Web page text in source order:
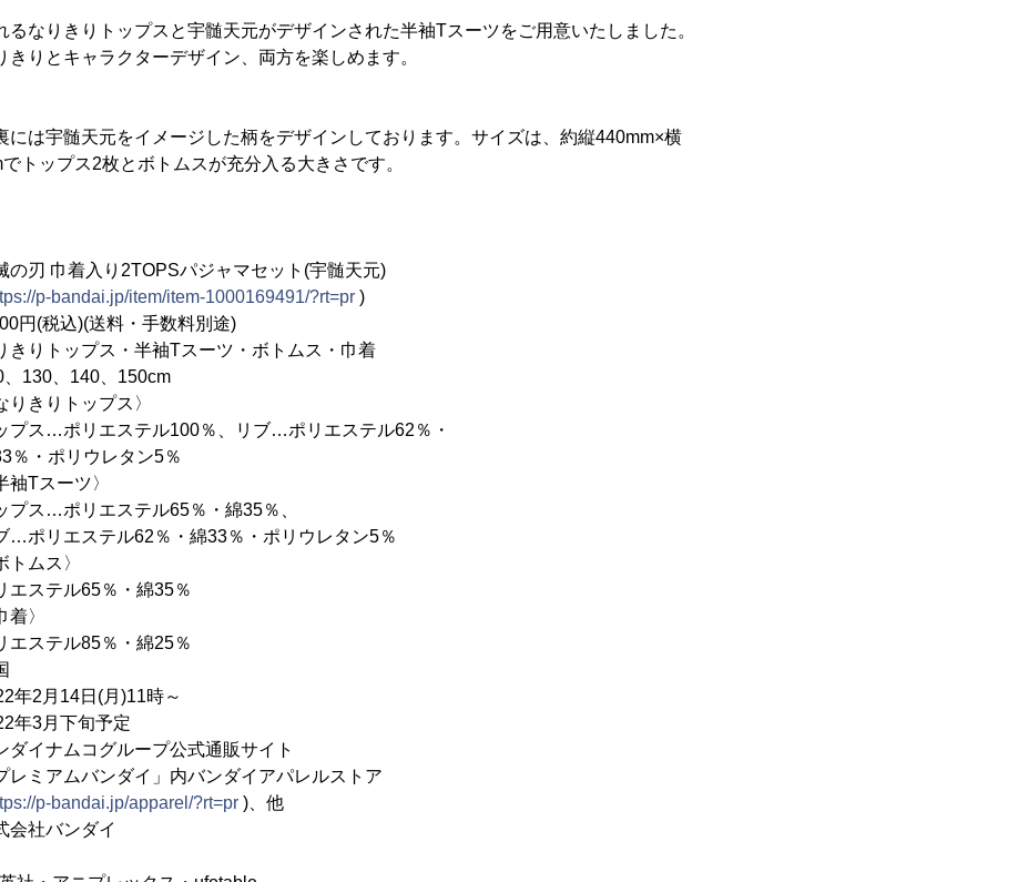
るなりきりトップスと宇髄天元がデザインされた半袖Tスーツをご用意いたしました。
きりとキャラクターデザイン、両方を楽しめます。
には宇髄天元をイメージした柄をデザインしております。サイズは、約縦440mm×横
トップス2枚とボトムスが充分入る大きさです。
刃 巾着入り2TOPSパジャマセット(宇髄天元)
p-bandai.jp/item/item-1000169491/?rt=pr )
(税込)(送料・手数料別途)
きりトップス・半袖Tスーツ・ボトムス・巾着
、130、140、150cm
りトップス〉
エステル100％、リブ…ポリエステル62％・
ウレタン5％
ーツ〉
エステル65％・綿35％、
テル62％・綿33％・ポリウレタン5％
〉
65％・綿35％
85％・綿25％
年2月14日(月)11時～
年3月下旬予定
ダイナムコグループ公式通販サイト
ンダイ」内バンダイアパレルストア
p-bandai.jp/apparel/?rt=pr )、他
社バンダイ